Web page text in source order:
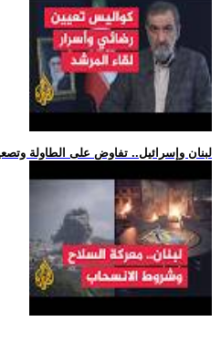
.. لبنان وإسرائيل.. تفاوض على الطاولة